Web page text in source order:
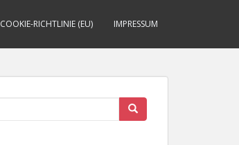
COOKIE-RICHTLINIE (EU) IMPRESSUM